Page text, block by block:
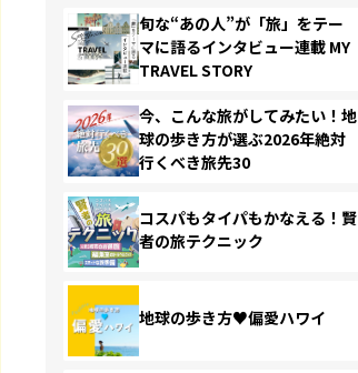
旬な“あの人”が「旅」をテー
マに語るインタビュー連載 MY
TRAVEL STORY
今、こんな旅がしてみたい！地
球の歩き方が選ぶ2026年絶対
行くべき旅先30
コスパもタイパもかなえる！賢
者の旅テクニック
地球の歩き方♥偏愛ハワイ